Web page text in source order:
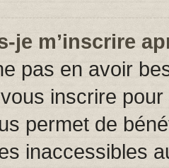
je m’inscrire
pas en avoir
inscrire
permet de
inaccessibles